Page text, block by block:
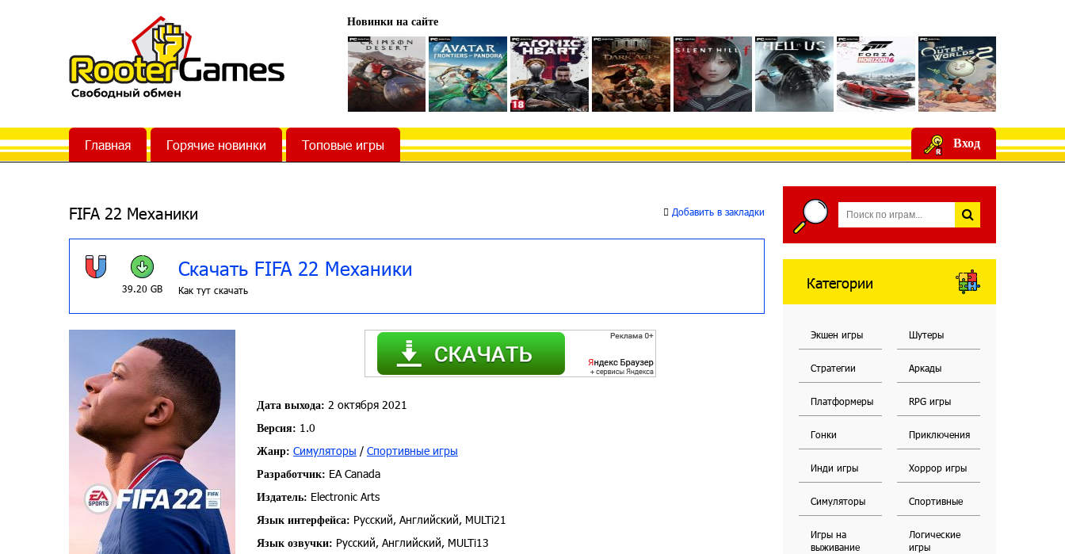
Новинки на сайте
Главная Горячие новинки Топовые игры Вход
FIFA 22 Механики Добавить в закладки
39.20 GB
Скачать FIFA 22 Механики
Как тут скачать
Дата выхода: 2 октября 2021
Версия: 1.0
Жанр: Симуляторы / Спортивные игры
Разработчик: EA Canada
Издатель: Electronic Arts
Язык интерфейса: Русский, Английский, MULTi21
Язык озвучки: Русский, Английский, MULTi13
Категории
Экшен игры Шутеры
Стратегии Аркады
Платформеры RPG игры
Гонки Приключения
Инди игры Хоррор игры
Симуляторы Спортивные
Игры на
выживание
Логические
игры